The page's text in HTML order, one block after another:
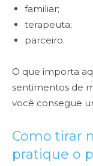
familiar;
terapeuta;
parceiro.
O que importa
sentimentos de
você consegue
Como tirar
pratique o